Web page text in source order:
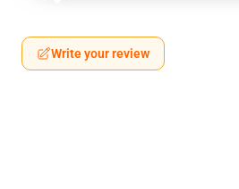
Write your review